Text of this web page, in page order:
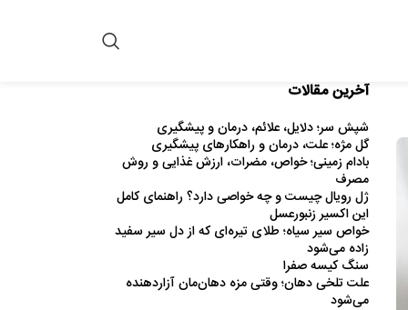
آخرین مقالات
شپش سر؛ دلایل، علائم، درمان و پیشگیری
گل مژه؛ علت، درمان و راهکارهای پیشگیری
بادام زمینی؛ خواص، مضرات، ارزش غذایی و روش
مصرف
ژل رویال چیست و چه خواصی دارد؟ راهنمای کامل
این اکسیر زنبورعسل
خواص سیر سیاه؛ طلای تیره‌ای که از دل سیر سفید
زاده می‌شود
سنگ کیسه صفرا
علت تلخی دهان؛ وقتی مزه دهان‌مان آزاردهنده
می‌شود